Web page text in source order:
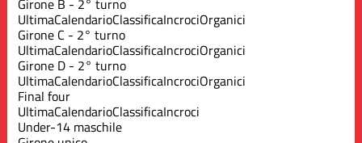
UltimaCalendarioClassificaIncrociOrganici
Girone C - 2° turno
UltimaCalendarioClassificaIncrociOrganici
Girone D - 2° turno
UltimaCalendarioClassificaIncrociOrganici
Final four
UltimaCalendarioClassificaIncroci
Under-14 maschile